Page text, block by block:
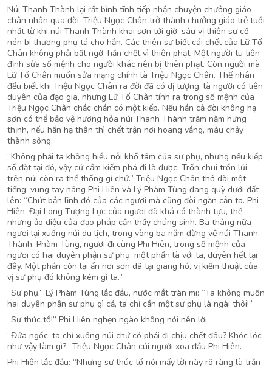
Núi Thanh Thành lại rất bình tĩnh tiếp nhận chuyện chưởng giáo
chân nhân qua đời. Triệu Ngọc Chân trở thành chưởng giáo trẻ tuổi
nhất từ khi núi Thanh Thành khai sơn tới giờ, sáu vị thiên sư cố
nén bi thương phụ tá cho hắn. Các thiên sư biết cái chết của Lữ Tố
Chân không phải bất ngờ, hắn chết vì thiên phạt. Một người tu tiên
định sửa số mệnh cho người khác nên bị thiên phạt. Còn người mà
Lữ Tố Chân muốn sửa mạng chính là Triệu Ngọc Chân. Thế nhân
đều biết khi Triệu Ngọc Chân ra đời đã có dị tượng, là người có tiên
duyên của đạo gia, nhưng Lữ Tố Chân tính ra trong số mệnh của
Triệu Ngọc Chân chắc chắn có một kiếp. Nếu hắn cả đời không hạ
sơn có thể bảo vệ hương hỏa núi Thanh Thành trăm năm hưng
thịnh, nếu hắn hạ thân thì chết trận nơi hoang vắng, máu chảy
thành sông.
“Không phải ta không hiểu nỗi khổ tâm của sư phụ, nhưng nếu kiếp
số đặt tại đó, vậy cứ cầm kiếm phá đi là được. Trốn chui trốn lủi
trên núi còn ra thể thống gì chứ.” Triệu Ngọc Chân thở dài một
tiếng, vung tay nâng Phi Hiên và Lý Phàm Tùng đang quỳ dưới đất
lên: “Chút bản lĩnh đó của các ngươi mà cũng đòi ngăn cản ta. Phi
Hiên, Đại Long Tượng Lực của ngươi đã khá có thành tựu, thế
nhưng ảo diệu của đạo pháp cần thấy chúng sinh. Ba tháng nữa
ngươi lại xuống núi du lịch, trong vòng ba năm đừng về núi Thanh
Thành. Phàm Tùng, ngươi đi cùng Phi Hiên, trong số mệnh của
ngươi có hai duyên phận sư phụ, một phần là với ta, duyên hết tại
đây. Một phần còn lại ẩn nơi sơn dã tại giang hồ, vị kiếm thuật của
vị sư phụ đó không kém gì ta.”
“Sư phụ.” Lý Phàm Tùng lắc đầu, nước mắt tràn mi: “Ta không muốn
hai duyên phận sư phụ gì cả, ta chỉ cần một sư phụ là ngài thôi!”
“Sư thúc tổ!” Phi Hiên nghẹn ngào không nói nên lời.
“Đứa ngốc, ta chỉ xuống núi chứ có phải đi chịu chết đâu? Khóc lóc
như vậy làm gì?” Triệu Ngọc Chân cúi người xoa đầu Phi Hiên.
Phi Hiên lắc đầu: “Nhưng sư thúc tổ nói mấy lời này rõ ràng là trăn